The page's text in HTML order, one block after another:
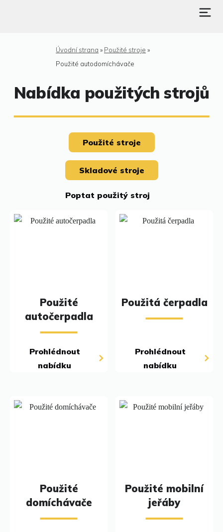
Úvodní strana » Použité stroje »
Použité autodomíchávače
Nabídka použitých strojů
Použité stroje
Skladové stroje
Poptat použitý stroj
Použité
autočerpadla
Prohlédnout
nabídku
Použitá čerpadla
Prohlédnout
nabídku
Použité
domíchávače
Použité mobilní
jeřáby